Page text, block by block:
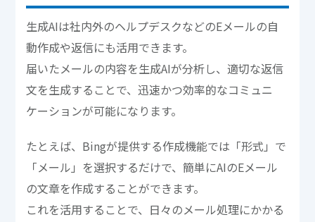
生成AIは社内外のヘルプデスクなどのEメールの自
動作成や返信にも活用できます。
届いたメールの内容を生成AIが分析し、適切な返信
文を生成することで、迅速かつ効率的なコミュニ
ケーションが可能になります。
たとえば、Bingが提供する作成機能では「形式」で
「メール」を選択するだけで、簡単にAIのEメール
の文章を作成することができます。
これを活用することで、日々のメール処理にかかる